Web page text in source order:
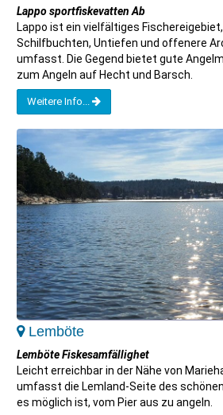
Lappo sportfiskevatten Ab
Lappo ist ein vielfältiges
Schilfbuchten, Untiefen und offenere
umfasst. Die Gegend bietet gute
zum Angeln auf Hecht und Barsch.
Weitere Info...
Lemböte
Lemböte Fiskesamfällighet
Leicht erreichbar in der Nähe von
umfasst die Lemland-Seite des
es möglich ist, vom Pier aus zu angeln.